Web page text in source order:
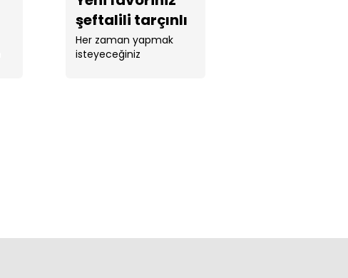
şeftalili tarçınlı
pamuk kek!
Her zaman yapmak
isteyeceğiniz